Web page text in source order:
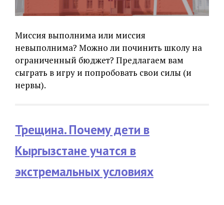
Миссия выполнима или миссия
невыполнима? Можно ли починить школу на
ограниченный бюджет? Предлагаем вам
сыграть в игру и попробовать свои силы (и
нервы).
Трещина. Почему дети в
Кыргызстане учатся в
экстремальных условиях